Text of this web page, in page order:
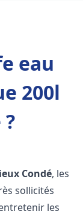
eau
200l
Condé, les
sollicités
les